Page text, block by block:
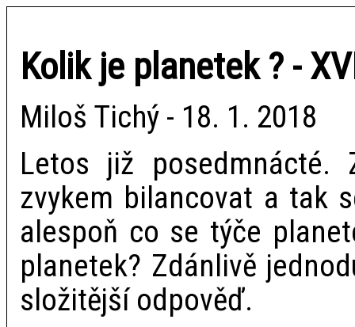
Kolik je planetek ? -
Miloš Tichý - 18. 1. 2018
Letos již posedmnácté.
zvykem bilancovat a tak
alespoň co se týče
planetek? Zdánlivě
složitější odpověď.